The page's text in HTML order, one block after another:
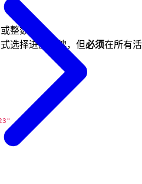
整数值
选择进度令牌，但必须在所有活